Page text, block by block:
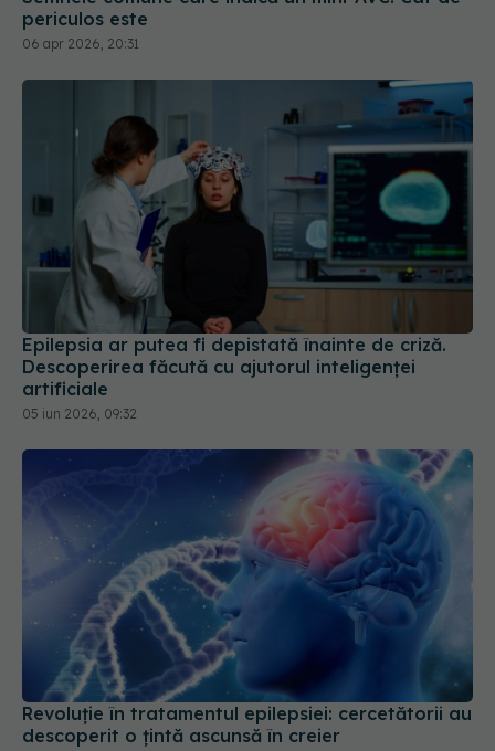
periculos este
06 apr 2026, 20:31
Epilepsia ar putea fi depistată înainte de criză.
Descoperirea făcută cu ajutorul inteligenței
artificiale
05 iun 2026, 09:32
Revoluție în tratamentul epilepsiei: cercetătorii au
descoperit o țintă ascunsă în creier